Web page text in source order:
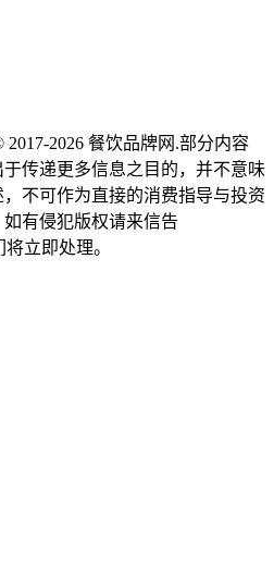
2017-2026 餐饮品牌网 .部分内容
传递更多信息之目的，并不意味
不可作为直接的消费指导与投资
有侵犯版权请来信告
将立即处理。